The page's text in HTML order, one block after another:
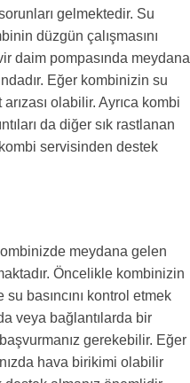
gelmektedir. Su
düzgün çalışmasını
daim pompasında meydana
Eğer kombinizin su
olabilir. Ayrıca kombi
da diğer sık rastlanan
servisinden destek
meydana gelen
Öncelikle kombinizin
basıncını kontrol etmek
veya bağlantılarda bir
gerekebilir. Eğer
hava birikimi olabilir